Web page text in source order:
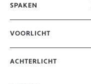
SPAKEN
VOORLICHT
ACHTERLICHT